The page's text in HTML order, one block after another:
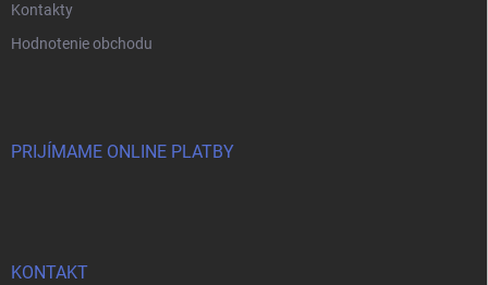
Kontakty
Hodnotenie obchodu
PRIJÍMAME ONLINE PLATBY
KONTAKT